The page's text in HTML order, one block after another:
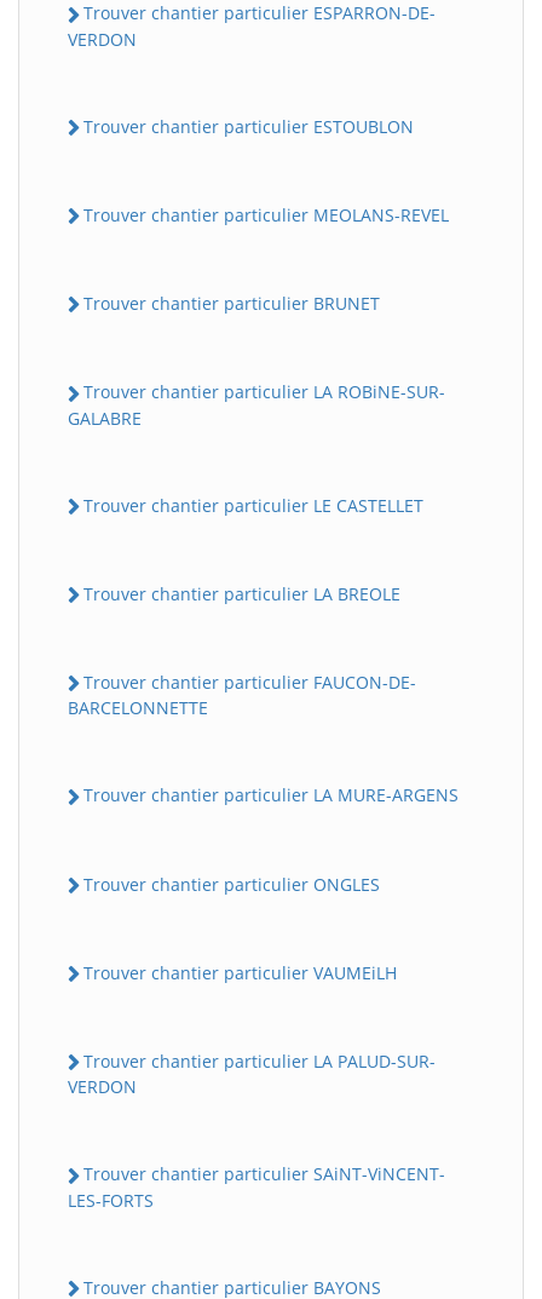
Trouver chantier particulier ESPARRON-DE-
VERDON
Trouver chantier particulier ESTOUBLON
Trouver chantier particulier MEOLANS-REVEL
Trouver chantier particulier BRUNET
Trouver chantier particulier LA ROBiNE-SUR-
GALABRE
Trouver chantier particulier LE CASTELLET
Trouver chantier particulier LA BREOLE
Trouver chantier particulier FAUCON-DE-
BARCELONNETTE
Trouver chantier particulier LA MURE-ARGENS
Trouver chantier particulier ONGLES
Trouver chantier particulier VAUMEiLH
Trouver chantier particulier LA PALUD-SUR-
VERDON
Trouver chantier particulier SAiNT-ViNCENT-
LES-FORTS
Trouver chantier particulier BAYONS